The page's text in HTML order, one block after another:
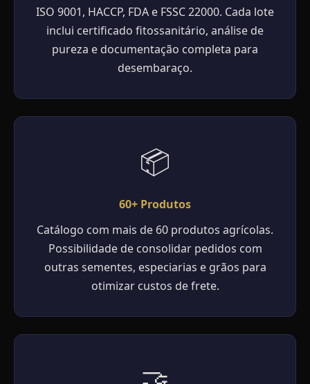
ISO 9001, HACCP, FDA e FSSC 22000. Cada lote
inclui certificado fitossanitário, análise de
pureza e documentação completa para
desembaraço.
📦
60+ Produtos
Catálogo com mais de 60 produtos agrícolas.
Possibilidade de consolidar pedidos com
outras sementes, especiarias e grãos para
otimizar custos de frete.